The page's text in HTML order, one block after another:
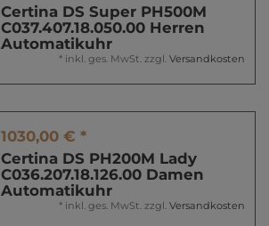
Certina DS Super PH500M
C037.407.18.050.00 Herren
Automatikuhr
* inkl. ges. MwSt. zzgl. Versandkosten
1030,00 € *
Certina DS PH200M Lady
C036.207.18.126.00 Damen
Automatikuhr
* inkl. ges. MwSt. zzgl. Versandkosten